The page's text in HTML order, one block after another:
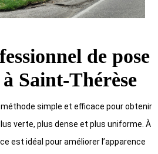
de pose
Saint-Thérèse
simple et efficace pour obtenir
verte, plus dense et plus uniforme. À
est idéal pour améliorer l’apparence